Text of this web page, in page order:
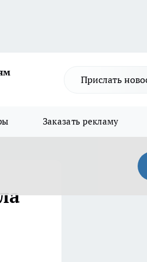
Прислать
Заказать рекламу